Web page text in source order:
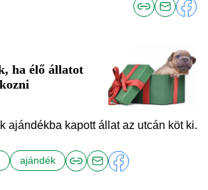
ha élő állatot
ajándékba kapott állat az utcán köt ki.
ajándék